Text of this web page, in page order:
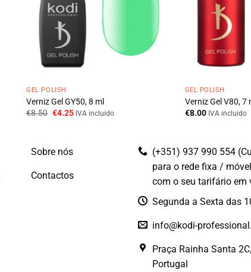
GEL POLISH
Verniz Gel GY50, 8 ml
€8.50 O
€8.50.
€4.25OIVA incluido
GEL POLISH
Verniz Gel V80, 7
€8.00 IVA incluido
Sobre nós
Contactos
(+351) 937 990 554
para o rede fixa /
com o seu tarifário em
Segunda a Sexta das
info@kodi-
Praça Rainha Santa
Portugal